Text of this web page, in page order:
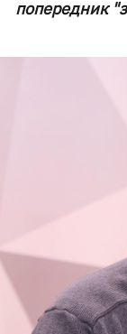
попередник